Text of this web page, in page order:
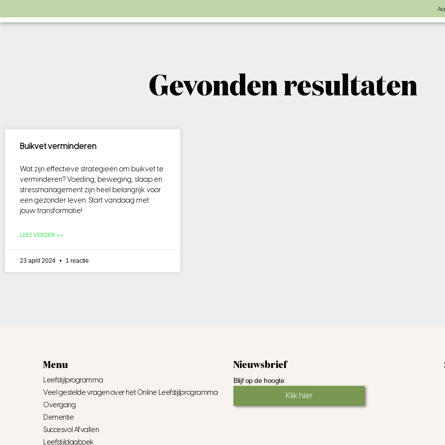
Gevonden resultaten
Buikvet verminderen
Wat zijn effectieve strategieën om buikvet te
verminderen? Voeding, beweging, slaap en
stressmanagement zijn heel belangrijk voor
een gezonder leven. Start vandaag met
jouw transformatie!
LEES VERDER >>
23 april 2024 1 reactie
Menu
Leefstijlprogramma
Veel gestelde vragen over het Online Leefstijlprogramma
Overgang
Dementie
Succesvol Afvallen
Leefstijldagboek
Nieuwsbrief
Blijf op de hoogte
Klik hier